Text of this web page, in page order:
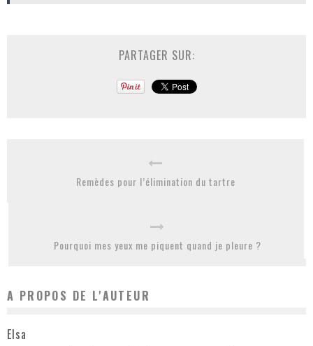
PARTAGER SUR:
Remèdes pour l’élimination du tartre
Pourquoi mes yeux me piquent quand je pleure ?
A PROPOS DE L'AUTEUR
Elsa